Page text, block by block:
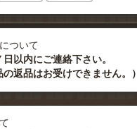
ついて
以内にご連絡下さい。
の返品はお受けできません。）